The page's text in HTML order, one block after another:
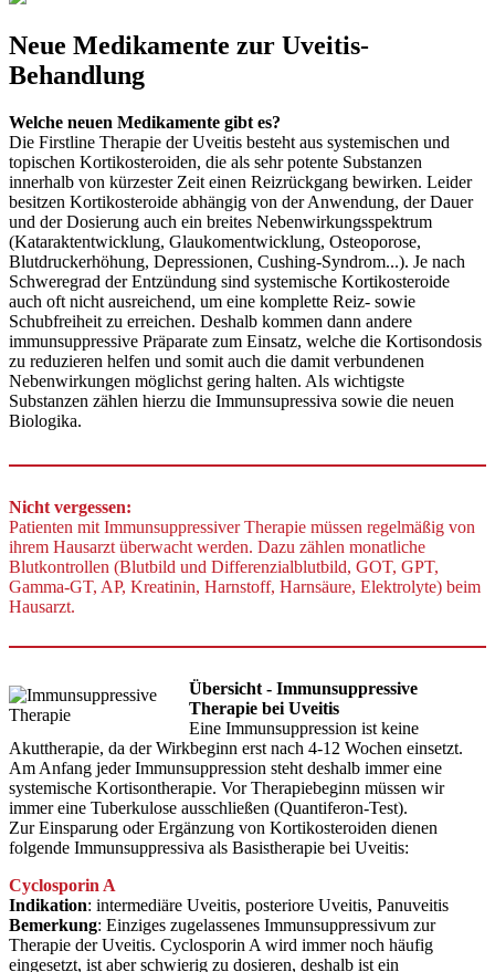
Neue Medikamente zur Uveitis-
Behandlung
Welche neuen Medikamente gibt es?
Die Firstline Therapie der Uveitis besteht aus systemischen und
topischen Kortikosteroiden, die als sehr potente Substanzen
innerhalb von kürzester Zeit einen Reizrückgang bewirken. Leider
besitzen Kortikosteroide abhängig von der Anwendung, der Dauer
und der Dosierung auch ein breites Nebenwirkungsspektrum
(Kataraktentwicklung, Glaukomentwicklung, Osteoporose,
Blutdruckerhöhung, Depressionen, Cushing-Syndrom...). Je nach
Schweregrad der Entzündung sind systemische Kortikosteroide
auch oft nicht ausreichend, um eine komplette Reiz- sowie
Schubfreiheit zu erreichen. Deshalb kommen dann andere
immunsuppressive Präparate zum Einsatz, welche die Kortisondosis
zu reduzieren helfen und somit auch die damit verbundenen
Nebenwirkungen möglichst gering halten. Als wichtigste
Substanzen zählen hierzu die Immunsupressiva sowie die neuen
Biologika.
Nicht vergessen:
Patienten mit Immunsuppressiver Therapie müssen regelmäßig von
ihrem Hausarzt überwacht werden. Dazu zählen monatliche
Blutkontrollen (Blutbild und Differenzialblutbild, GOT, GPT,
Gamma-GT, AP, Kreatinin, Harnstoff, Harnsäure, Elektrolyte) beim
Hausarzt.
Übersicht - Immunsuppressive
Therapie bei Uveitis
Eine Immunsuppression ist keine
Akuttherapie, da der Wirkbeginn erst nach 4-12 Wochen einsetzt.
Am Anfang jeder Immunsuppression steht deshalb immer eine
systemische Kortisontherapie. Vor Therapiebeginn müssen wir
immer eine Tuberkulose ausschließen (Quantiferon-Test).
Zur Einsparung oder Ergänzung von Kortikosteroiden dienen
folgende Immunsuppressiva als Basistherapie bei Uveitis:
Cyclosporin A
Indikation: intermediäre Uveitis, posteriore Uveitis, Panuveitis
Bemerkung: Einziges zugelassenes Immunsuppressivum zur
Therapie der Uveitis. Cyclosporin A wird immer noch häufig
eingesetzt, ist aber schwierig zu dosieren, deshalb ist ein